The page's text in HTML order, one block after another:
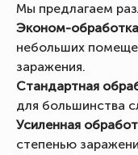
Мы предлагаем
Эконом-обработка
небольших
заражения.
Стандартная
для большинства
Усиленная
степенью